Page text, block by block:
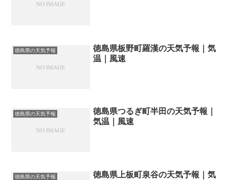
徳島県の天気予報
徳島県板野町羅漢の天気予報｜気
温｜風速
徳島県の天気予報
徳島県つるぎ町半田の天気予報｜
気温｜風速
徳島県の天気予報
徳島県上板町泉谷の天気予報｜気